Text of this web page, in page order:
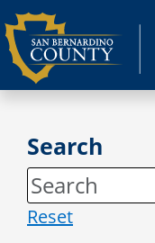
Skip
to
content
Search
Reset